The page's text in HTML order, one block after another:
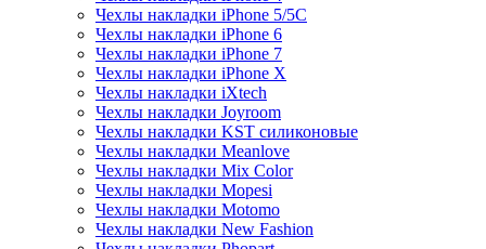
Чехлы накладки iPhone 5/5С
Чехлы накладки iPhone 6
Чехлы накладки iPhone 7
Чехлы накладки iPhone X
Чехлы накладки iXtech
Чехлы накладки Joyroom
Чехлы накладки KST силиконовые
Чехлы накладки Meanlove
Чехлы накладки Mix Color
Чехлы накладки Mopesi
Чехлы накладки Motomo
Чехлы накладки New Fashion